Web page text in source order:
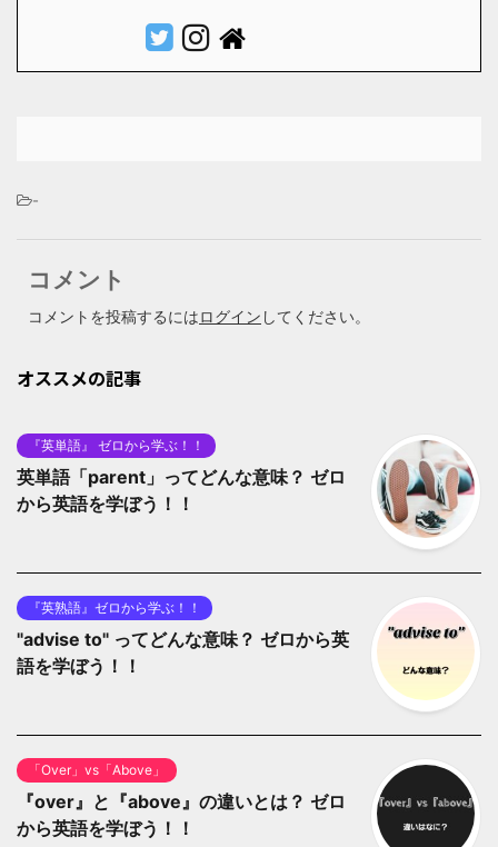
-
コメント
コメントを投稿するにはログイン してください。
オススメの記事
『英単語』 ゼロから学ぶ！！
英単語「parent」ってどんな意味？ ゼロ
から英語を学ぼう！！
『英熟語』ゼロから学ぶ！！
"advise to" ってどんな意味？ ゼロから英
語を学ぼう！！
「Over」vs「Above」
『over』と『above』の違いとは？ ゼロ
から英語を学ぼう！！